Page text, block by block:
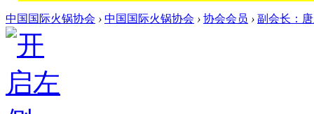
中国国际火锅协会 › 中国国际火锅协会 › 协会会员 › 副会长：